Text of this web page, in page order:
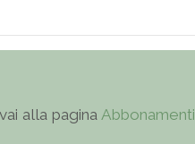
alla pagina Abbonamenti